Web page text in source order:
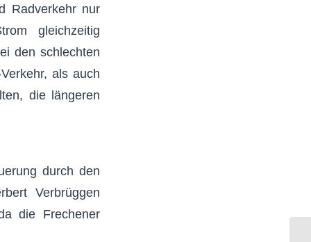
Radverkehr nur
gleichzeitig
den schlechten
als auch
die längeren
durch den
Verbrüggen
die Frechener